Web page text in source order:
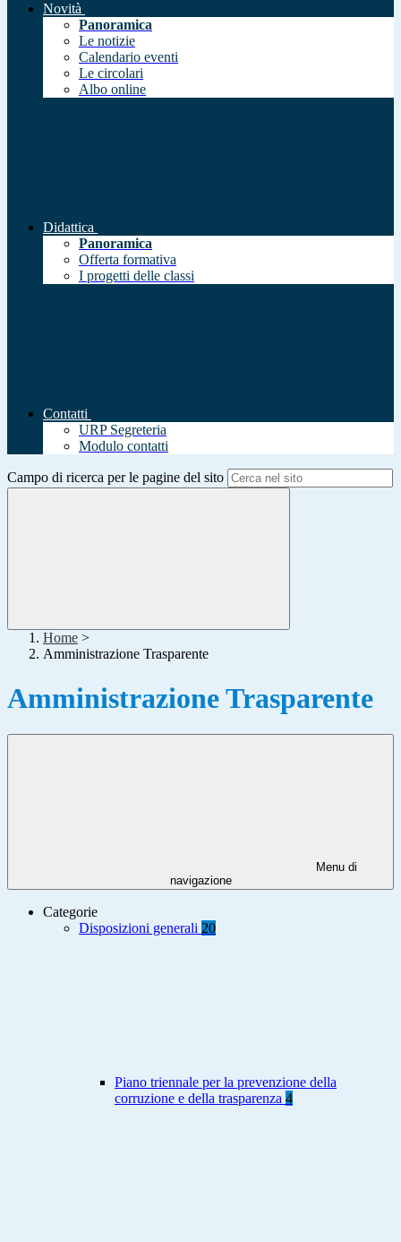
Novità
Panoramica
Le notizie
Calendario eventi
Le circolari
Albo online
Didattica
Panoramica
Offerta formativa
I progetti delle classi
Contatti
URP Segreteria
Modulo contatti
Campo di ricerca per le pagine del sito
Home >
Amministrazione Trasparente
Amministrazione Trasparente
Menu di
navigazione
Categorie
Disposizioni generali 20
Piano triennale per la prevenzione della
corruzione e della trasparenza 4